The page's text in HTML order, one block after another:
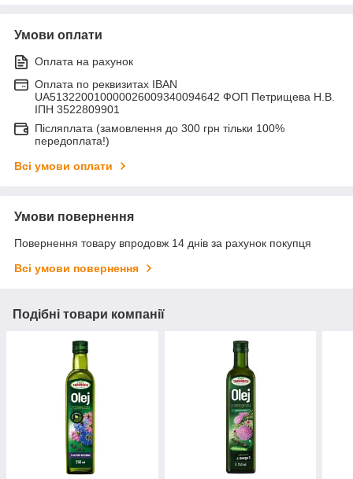
Умови оплати
Оплата на рахунок
Оплата по реквизитах IBAN
UA513220010000026009340094642 ФОП Петрищева Н.В.
ІПН 3522809901
Післяплата (замовлення до 300 грн тільки 100%
передоплата!)
Всі умови оплати
Умови повернення
Повернення товару впродовж 14 днів за рахунок покупця
Всі умови повернення
Подібні товари компанії